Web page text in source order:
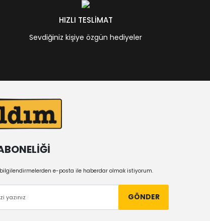
HIZLI TESLİMAT
Sevdiğiniz kişiye özgün hediyeler
e-posta ile haberdar olmak istiyorum.
GÖNDER